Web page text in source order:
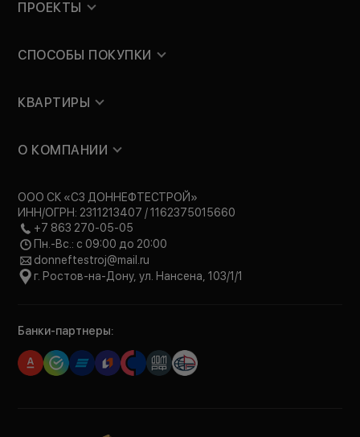
ПРОЕКТЫ
СПОСОБЫ ПОКУПКИ
КВАРТИРЫ
О КОМПАНИИ
ООО СК «СЗ ДОННЕФТЕСТРОЙ»
ИНН/ОГРН: 2311213407 / 1162375015660
+7 863 270-05-05
Пн.-Вс.: с 09:00 до 20:00
donneftestroj@mail.ru
г. Ростов-на-Дону, ул. Нансена, 103/1/1
Банки-партнеры: